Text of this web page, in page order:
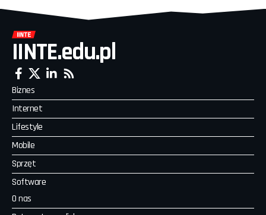
IINTE.edu.pl
Biznes
Internet
Lifestyle
Mobile
Sprzęt
Software
O nas